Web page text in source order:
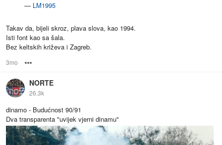
— LM1995
Takav da, bijeli skroz, plava slova, kao 1994.
Isti font kao sa šala.
Bez keltskih križeva i Zagreb.
3mo
NORTE
26.3k
dinamo - Budućnost 90/91
Dva transparenta "uvijek vjerni dinamu"